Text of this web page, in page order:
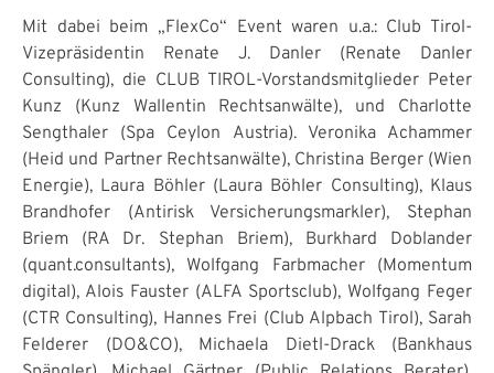
Mit dabei beim „FlexCo“ Event waren u.a.: Club Tirol-
Vizepräsidentin Renate J. Danler (Renate Danler
Consulting), die CLUB TIROL-Vorstandsmitglieder Peter
Kunz (Kunz Wallentin Rechtsanwälte), und Charlotte
Sengthaler (Spa Ceylon Austria). Veronika Achammer
(Heid und Partner Rechtsanwälte), Christina Berger (Wien
Energie), Laura Böhler (Laura Böhler Consulting), Klaus
Brandhofer (Antirisk Versicherungsmarkler), Stephan
Briem (RA Dr. Stephan Briem), Burkhard Doblander
(quant.consultants), Wolfgang Farbmacher (Momentum
digital), Alois Fauster (ALFA Sportsclub), Wolfgang Feger
(CTR Consulting), Hannes Frei (Club Alpbach Tirol), Sarah
Felderer (DO&CO), Michaela Dietl-Drack (Bankhaus